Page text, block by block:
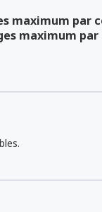
maximum par
maximum